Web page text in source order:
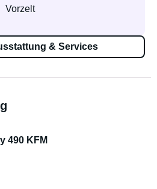
Vorzelt
& Services
490 KFM